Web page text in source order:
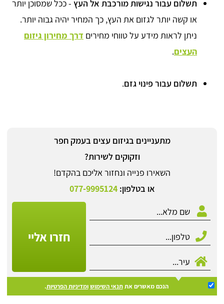
תשלום עבור נגישות מורכבת אל העץ - ככל שמסוכן יותר
או קשה יותר לגזום את העץ, כך המחיר יהיה גבוה יותר.
ניתן לראות מידע על טווחי מחירים דרך מחירון גיזום
העצים.
תשלום עבור פינוי גזם.
מתעניינים בגיזום עצים בעמק חפר
וזקוקים לשירות?
השאירו פנייה ונחזור אליכם בהקדם!
או בטלפון:077-9995124
חזרו אליי
הנכם מאשרים אתתנאי השימוש ומדיניות הפרטיות.